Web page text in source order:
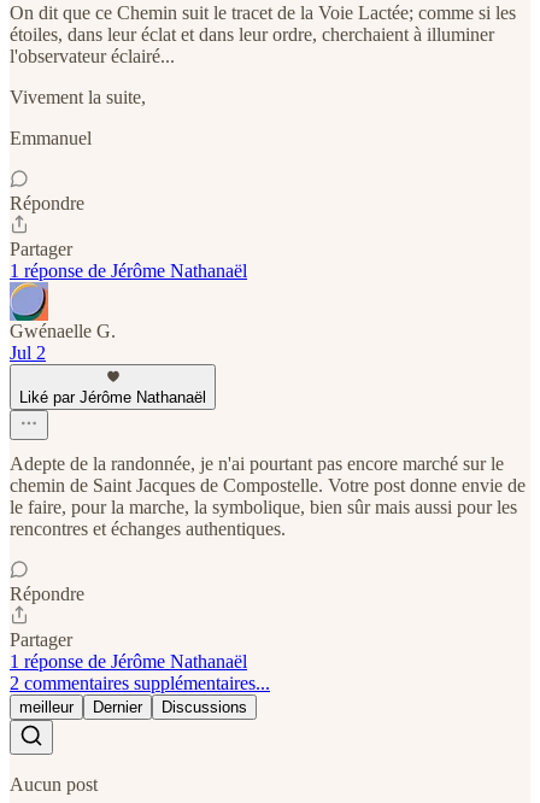
On dit que ce Chemin suit le tracet de la Voie Lactée; comme si les
étoiles, dans leur éclat et dans leur ordre, cherchaient à illuminer
l'observateur éclairé...
Vivement la suite,
Emmanuel
Répondre
Partager
1 réponse de Jérôme Nathanaël
Gwénaelle G.
Jul 2
Liké par Jérôme Nathanaël
Adepte de la randonnée, je n'ai pourtant pas encore marché sur le
chemin de Saint Jacques de Compostelle. Votre post donne envie de
le faire, pour la marche, la symbolique, bien sûr mais aussi pour les
rencontres et échanges authentiques.
Répondre
Partager
1 réponse de Jérôme Nathanaël
2 commentaires supplémentaires...
meilleur Dernier Discussions
Aucun post